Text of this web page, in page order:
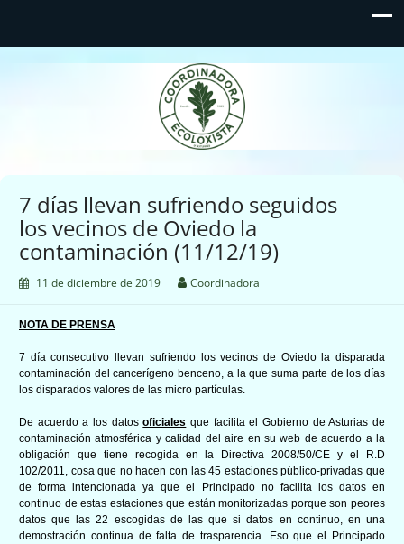
Coordinadora Ecoloxista
d'Asturies
7 días llevan sufriendo seguidos
los vecinos de Oviedo la
contaminación (11/12/19)
11 de diciembre de 2019 Coordinadora
NOTA DE PRENSA
7 día consecutivo llevan sufriendo los vecinos de Oviedo la disparada
contaminación del cancerígeno benceno, a la que suma parte de los días
los disparados valores de las micro partículas.
De acuerdo a los datosoficiales que facilita el Gobierno de Asturias de
contaminación atmosférica y calidad del aire en su web de acuerdo a la
obligación que tiene recogida en la Directiva 2008/50/CE y el R.D
102/2011, cosa que no hacen con las 45 estaciones público-privadas que
de forma intencionada ya que el Principado no facilita los datos en
continuo de estas estaciones que están monitorizadas porque son peores
datos que las 22 escogidas de las que si datos en continuo, en una
demostración continua de falta de trasparencia. Eso que el Principado